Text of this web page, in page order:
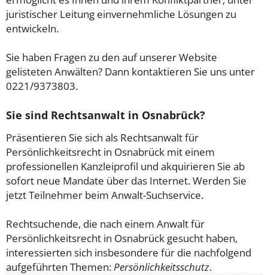
juristischer Leitung einvernehmliche Lösungen zu
entwickeln.
Sie haben Fragen zu den auf unserer Website
gelisteten Anwälten? Dann kontaktieren Sie uns unter
0221/9373803.
Sie sind Rechtsanwalt in Osnabrück?
Präsentieren Sie sich als Rechtsanwalt für
Persönlichkeitsrecht in Osnabrück mit einem
professionellen Kanzleiprofil und akquirieren Sie ab
sofort neue Mandate über das Internet. Werden Sie
jetzt Teilnehmer beim Anwalt-Suchservice.
Rechtsuchende, die nach einem Anwalt für
Persönlichkeitsrecht in Osnabrück gesucht haben,
interessierten sich insbesondere für die nachfolgend
aufgeführten Themen:Persönlichkeitsschutz.